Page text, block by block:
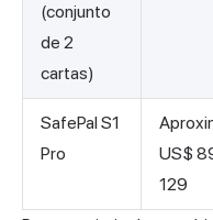
(conjunto
de 2
cartas)
SafePal S1
Pro
US$
129